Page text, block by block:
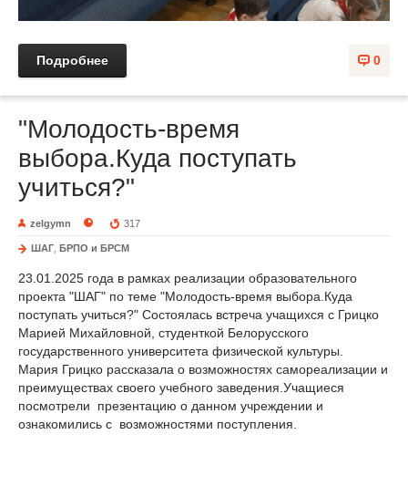
0
Подробнее
"Молодость-время
выбора.Куда поступать
учиться?"
zelgymn 317
ШАГ БРПО и БРСМ
23.01.2025 года в рамках реализации образовательного
проекта "ШАГ" по теме "Молодость-время выбора.Куда
поступать учиться?" Состоялась встреча учащихся с Грицко
Марией Михайловной, студенткой Белорусского
государственного университета физической культуры.
Мария Грицко рассказала о возможностях самореализации и
преимуществах своего учебного заведения.Учащиеся
посмотрели презентацию о данном учреждении и
ознакомились с возможностями поступления.